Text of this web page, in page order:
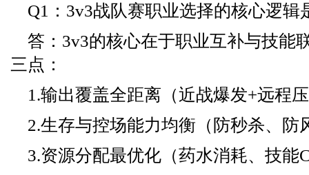
Q1：3v3战队赛职业选择的核心逻辑
答：3v3的核心在于职业互补与技能
三点：
1.输出覆盖全距离（近战爆发+远程
2.生存与控场能力均衡（防秒杀、防
3.资源分配最优化（药水消耗、技能